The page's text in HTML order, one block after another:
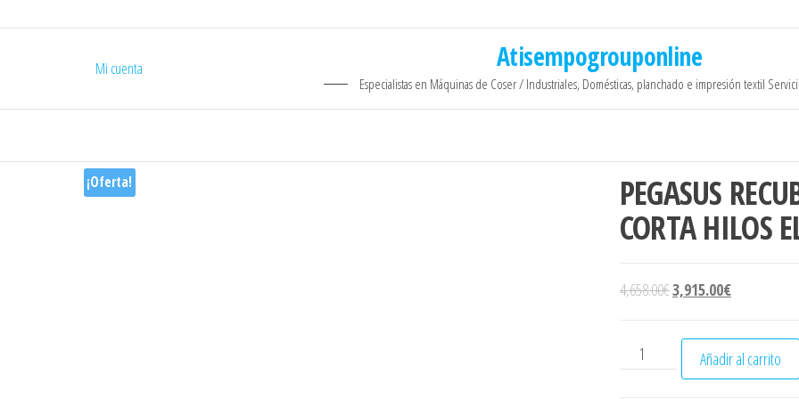
Atisempogrouponline
Especialistas en Máquinas de Coser / Industriales, Domésticas, planchado e impresión textil
Mi cuenta
¡Oferta! PEGASUS
CORTA HILOS
4,658.00€El precio original era:
3,915.00€El precio
PEGASUS RECUBRIDORA
Añadir al carrito